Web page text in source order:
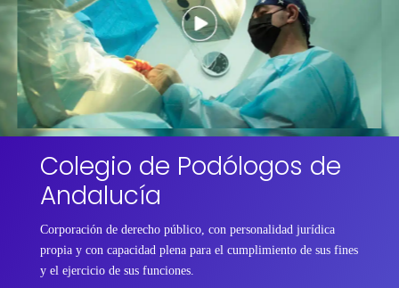
Colegio de Podólogos de
Andalucía
Corporación de derecho público, con personalidad jurídica
propia y con capacidad plena para el cumplimiento de sus fines
y el ejercicio de sus funciones.